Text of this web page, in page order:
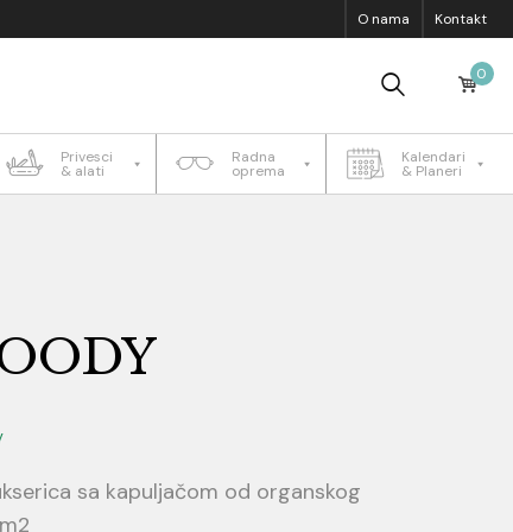
O nama Kontakt
0
Privesci
& alati
Radna
oprema
Kalendari
& Planeri
sa kapuljačom od organskog